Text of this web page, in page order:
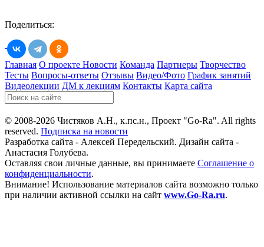
Поделиться:
Главная О проекте Новости Команда Партнеры Творчество
Тесты Вопросы-ответы Отзывы Видео/Фото График занятий
Видеолекции ДМ к лекциям Контакты Карта сайта
© 2008-2026 Чистяков А.Н., к.пс.н., Проект "Go-Ra". All rights
reserved. Подписка на новости
Разработка сайта - Алексей Передельский. Дизайн сайта -
Анастасия Голубева.
Оставляя свои личные данные, вы принимаете Соглашение о
конфиденциальности.
Внимание! Использование материалов сайта возможно только
при наличии активной ссылки на сайт www.Go-Ra.ru.